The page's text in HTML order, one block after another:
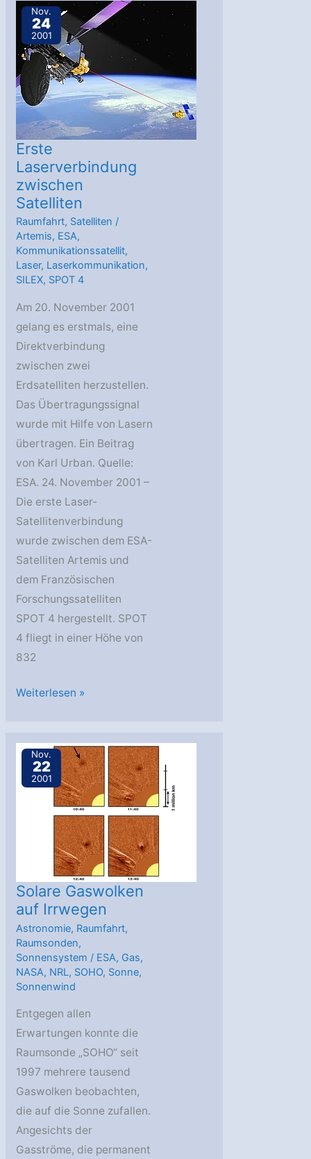
mit
eigener
Atmosphäre
entdeckt
Nov.
24
2001
Erste
Laserverbindung
zwischen
Satelliten
Raumfahrt, Satelliten /
Artemis, ESA,
Kommunikationssatellit,
Laser, Laserkommunikation,
SILEX, SPOT 4
Am 20. November 2001
gelang es erstmals, eine
Direktverbindung
zwischen zwei
Erdsatelliten herzustellen.
Das Übertragungssignal
wurde mit Hilfe von Lasern
übertragen. Ein Beitrag
von Karl Urban. Quelle:
ESA. 24. November 2001 –
Die erste Laser-
Satellitenverbindung
wurde zwischen dem ESA-
Satelliten Artemis und
dem Französischen
Forschungssatelliten
SPOT 4 hergestellt. SPOT
4 fliegt in einer Höhe von
832
Erste
Satelliten
Weiterlesen »
Nov.
22
2001
Solare Gaswolken
auf Irrwegen
Astronomie, Raumfahrt,
Raumsonden,
Sonnensystem / ESA, Gas,
NASA, NRL, SOHO, Sonne,
Sonnenwind
Entgegen allen
Erwartungen konnte die
Raumsonde „SOHO“ seit
1997 mehrere tausend
Gaswolken beobachten,
die auf die Sonne zufallen.
Angesichts der
Gasströme, die permanent